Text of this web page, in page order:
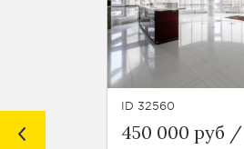
ID 32560
450 000 руб